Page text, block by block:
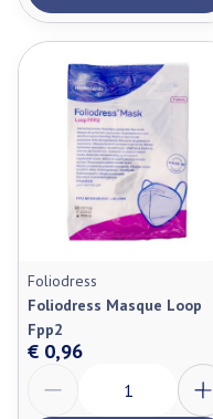
Foliodress
Foliodress Masque Loop
Fpp2
€ 0,96